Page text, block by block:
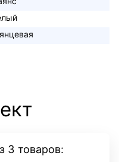
3 товаров: